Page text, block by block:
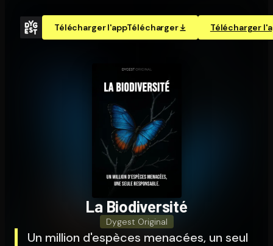
Télécharger l'appTélécharger Télécharger
La Bio­di­ver­si­té
Dygest Original
Un million d'espèces menacées, un seul